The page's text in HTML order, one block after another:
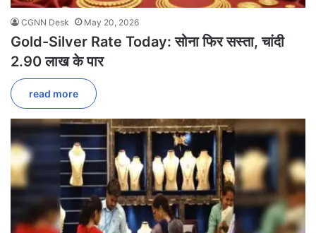
CGNN Desk May 20, 2026
Gold-Silver Rate Today: सोना फिर सस्ता, चांदी
2.90 लाख के पार
read more